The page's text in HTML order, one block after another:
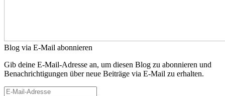
Blog via E-Mail abonnieren
Gib deine E-Mail-Adresse an, um diesen Blog zu abonnieren und
Benachrichtigungen über neue Beiträge via E-Mail zu erhalten.
E-